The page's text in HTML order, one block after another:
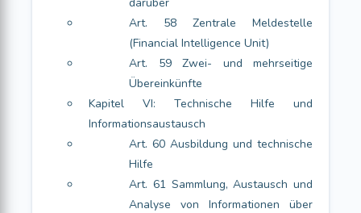
Art. 58 Zentrale Meldestelle
(Financial Intelligence Unit)
Art. 59 Zwei- und mehrseitige
Übereinkünfte
Kapitel VI: Technische Hilfe und
Informationsaustausch
Art. 60 Ausbildung und technische
Hilfe
Art. 61 Sammlung, Austausch und
Analyse von Informationen über